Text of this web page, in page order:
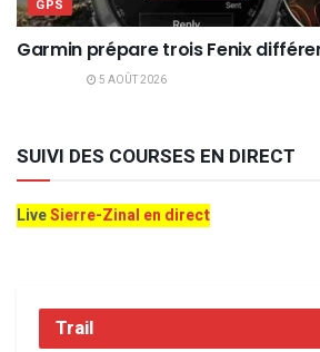
GPS
Garmin prépare trois Fenix
5 AOÛT 2026
SUIVI DES COURSES EN DIRECT
LiveSierre-Zinal en direct
Trail